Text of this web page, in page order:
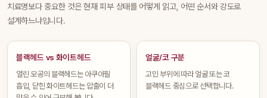
치료명보다 중요한 것은 현재 피부 상태를 어떻게 읽고, 어떤 순서와 강도로
설계하느냐입니다.
블랙헤드 vs 화이트헤드
열린 모공의 블랙헤드는 아쿠아필
흡입, 닫힌 화이트헤드는 압출이 더
얼굴/코 구분
고민 부위에 따라 얼굴 또는 코
블랙헤드 중심으로 선택합니다.